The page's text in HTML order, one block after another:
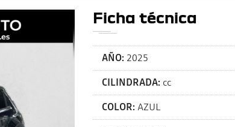
Ficha técnica
AÑO: 2025
CILINDRADA: cc
COLOR: AZUL